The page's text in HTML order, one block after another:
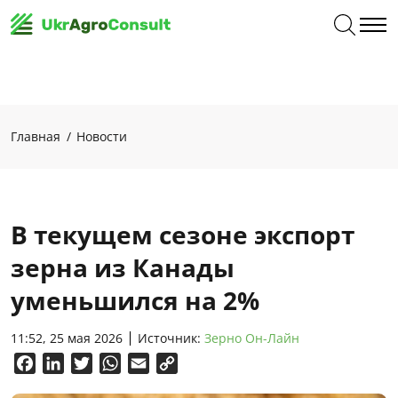
Главная Новости
В текущем сезоне экспорт
зерна из Канады
уменьшился на 2%
11:52, 25 мая 2026 Источник: Зерно Он-Лайн
FacebookLinkedInTwitterWhatsApp
Email